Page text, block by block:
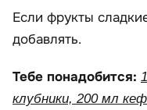
Если фрукты
добавлять.
Тебе понадобится:
клубники, 200 мл